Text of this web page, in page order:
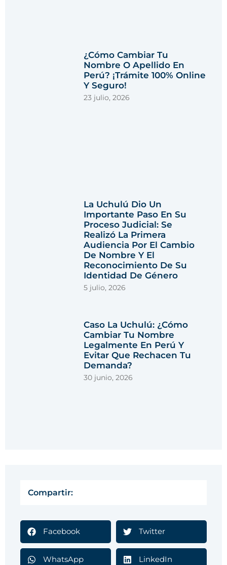
¿Cómo Cambiar Tu
Nombre O Apellido En
Perú? ¡Trámite 100% Online
Y Seguro!
23 julio, 2026
La Uchulú Dio Un
Importante Paso En Su
Proceso Judicial: Se
Realizó La Primera
Audiencia Por El Cambio
De Nombre Y El
Reconocimiento De Su
Identidad De Género
5 julio, 2026
Caso La Uchulú: ¿cómo
Cambiar Tu Nombre
Legalmente En Perú Y
Evitar Que Rechacen Tu
Demanda?
30 junio, 2026
Compartir:
Facebook Twitter
WhatsApp LinkedIn